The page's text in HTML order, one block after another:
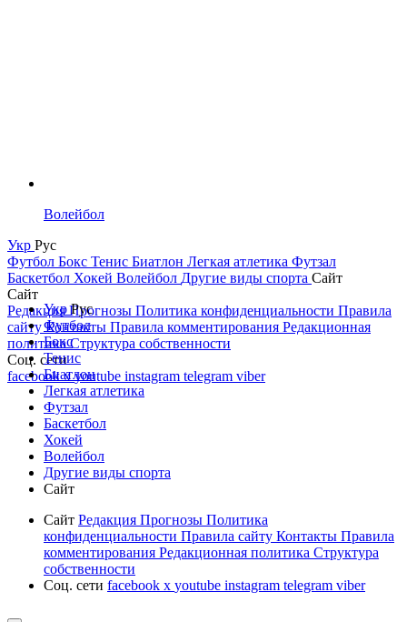
Волейбол
Укр Рус
Футбол Бокс Тенис Биатлон Легкая атлетика Футзал
Баскетбол Хокей Волейбол Другие виды спорта Сайт
Сайт
РедакцияПрогнозы Политика конфиденциальности Правила
сайтуКонтакты Правила комментирования Редакционная
политикаСтруктура собственности
Соц. сети
facebookxyoutube instagram telegram viber
УкрРус
Футбол
Бокс
Тенис
Биатлон
Легкая атлетика
Футзал
Баскетбол
Хокей
Волейбол
Другие виды спорта
Сайт
Сайт Редакция Прогнозы Политика
конфиденциальности Правила сайту Контакты Правила
комментирования Редакционная политика Структура
собственности
Соц. сети facebook x youtube instagram telegram viber